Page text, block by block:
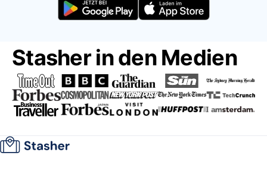
Stasher in den Medien